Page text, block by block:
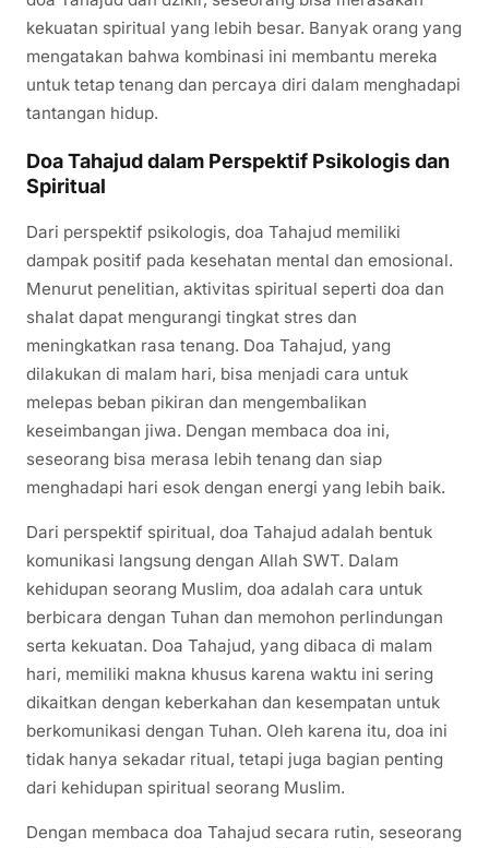
kekuatan spiritual yang lebih besar. Banyak orang yang
mengatakan bahwa kombinasi ini membantu mereka
untuk tetap tenang dan percaya diri dalam menghadapi
tantangan hidup.
Doa Tahajud dalam Perspektif Psikologis dan
Spiritual
Dari perspektif psikologis, doa Tahajud memiliki
dampak positif pada kesehatan mental dan emosional.
Menurut penelitian, aktivitas spiritual seperti doa dan
shalat dapat mengurangi tingkat stres dan
meningkatkan rasa tenang. Doa Tahajud, yang
dilakukan di malam hari, bisa menjadi cara untuk
melepas beban pikiran dan mengembalikan
keseimbangan jiwa. Dengan membaca doa ini,
seseorang bisa merasa lebih tenang dan siap
menghadapi hari esok dengan energi yang lebih baik.
Dari perspektif spiritual, doa Tahajud adalah bentuk
komunikasi langsung dengan Allah SWT. Dalam
kehidupan seorang Muslim, doa adalah cara untuk
berbicara dengan Tuhan dan memohon perlindungan
serta kekuatan. Doa Tahajud, yang dibaca di malam
hari, memiliki makna khusus karena waktu ini sering
dikaitkan dengan keberkahan dan kesempatan untuk
berkomunikasi dengan Tuhan. Oleh karena itu, doa ini
tidak hanya sekadar ritual, tetapi juga bagian penting
dari kehidupan spiritual seorang Muslim.
Dengan membaca doa Tahajud secara rutin, seseorang